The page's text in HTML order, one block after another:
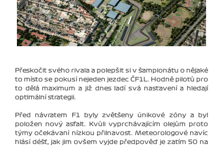
Přeskočit svého rivala a polepšit si v šampionátu o nějaké
to místo se pokusí nejeden jezdec ČF1L. Hodně pilotů pro
to dělá maximum a již dnes ladí svá nastavení a hledají
optimální strategii.
Před návratem F1 byly zvětšeny únikové zóny a byl
položen nový asfalt. Kvůli vyprchávajícím olejům proto
týmy očekávaní nízkou přilnavost. Meteorologové navíc
hlásí déšť, jak jim ovšem vyjde předpověď je zatím 50 na